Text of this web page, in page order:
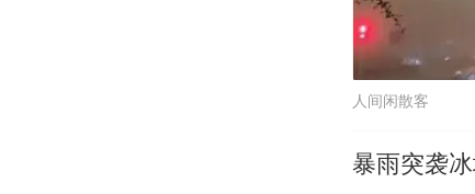
人间闲散客
暴雨突袭